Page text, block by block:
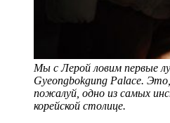
Мы с Лерой ловим первые
Gyeongbokgung Palace. Это,
пожалуй, одно из самых
корейской столице.